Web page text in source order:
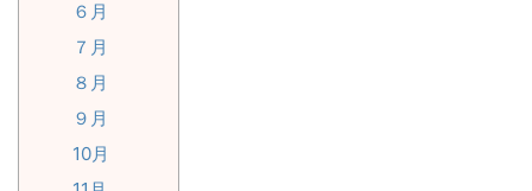
６月
７月
８月
９月
10月